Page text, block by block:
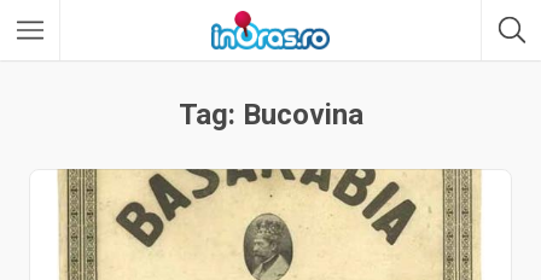
Tag: Bucovina